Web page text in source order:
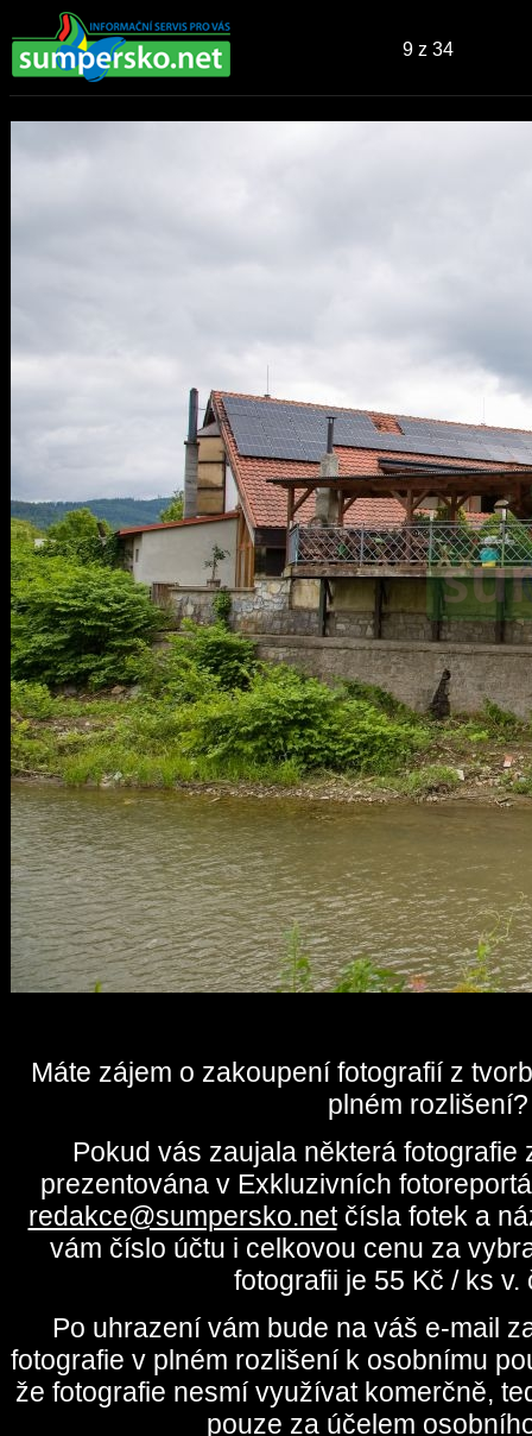
9z 34
Máte zájem o zakoupení fotografií z
plném rozlišení?
Pokud vás zaujala některá fotografie
prezentována v Exkluzivních
redakce@sumpersko.netčísla fotek a
vám číslo účtu i celkovou cenu za
fotografii je 55 Kč / ks v.
Po uhrazení vám bude na váš e-mail
fotografie v plném rozlišení k osobnímu
že fotografie nesmí využívat komerčně,
pouze za účelem